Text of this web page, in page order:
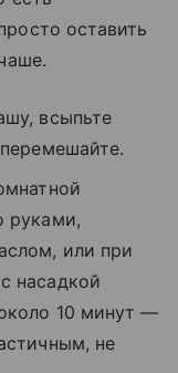
оставить
всыпьте
руками,
или при
насадкой
10 минут —
не